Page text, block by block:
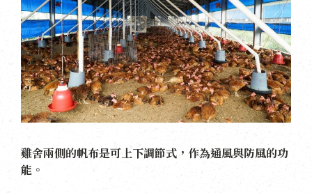
雞舍兩側的帆布是可上下調節式，作為通風與防風的功
能。